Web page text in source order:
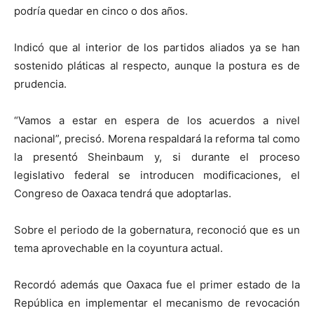
podría quedar en cinco o dos años.
Indicó que al interior de los partidos aliados ya se han
sostenido pláticas al respecto, aunque la postura es de
prudencia.
“Vamos a estar en espera de los acuerdos a nivel
nacional”, precisó. Morena respaldará la reforma tal como
la presentó Sheinbaum y, si durante el proceso
legislativo federal se introducen modificaciones, el
Congreso de Oaxaca tendrá que adoptarlas.
Sobre el periodo de la gobernatura, reconoció que es un
tema aprovechable en la coyuntura actual.
Recordó además que Oaxaca fue el primer estado de la
República en implementar el mecanismo de revocación